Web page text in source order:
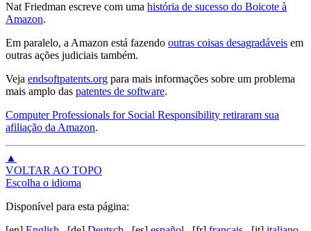
Nat Friedman escreve com uma história de sucesso do Boicote à
Amazon.
Em paralelo, a Amazon está fazendo outras coisas desagradáveis em
outras ações judiciais também.
Veja endsoftpatents.org para mais informações sobre um problema
mais amplo das patentes de software.
Computer Professionals for Social Responsibility retiraram sua
afiliação da Amazon.
▲
VOLTAR AO TOPO
Escolha o idioma
Disponível para esta página: